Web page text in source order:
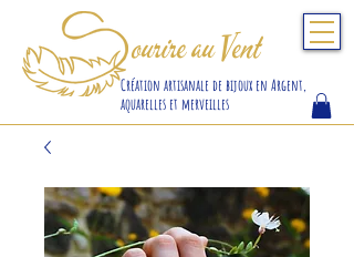
Sourire au Vent
Création artisanale de bijoux en Argent,
aquarelles et merveilles